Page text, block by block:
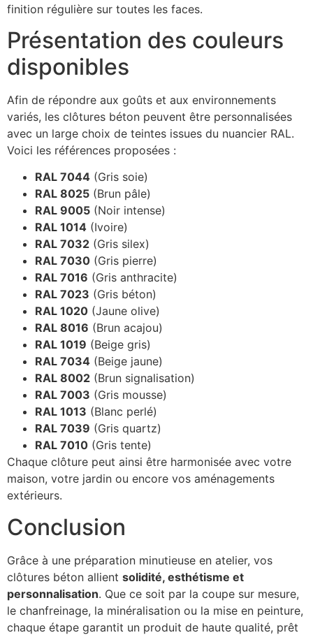
finition régulière sur toutes les faces.
Présentation des couleurs
disponibles
Afin de répondre aux goûts et aux environnements
variés, les clôtures béton peuvent être personnalisées
avec un large choix de teintes issues du nuancier RAL.
Voici les références proposées :
RAL 7044 (Gris soie)
RAL 8025 (Brun pâle)
RAL 9005 (Noir intense)
RAL 1014 (Ivoire)
RAL 7032 (Gris silex)
RAL 7030 (Gris pierre)
RAL 7016 (Gris anthracite)
RAL 7023 (Gris béton)
RAL 1020 (Jaune olive)
RAL 8016 (Brun acajou)
RAL 1019 (Beige gris)
RAL 7034 (Beige jaune)
RAL 8002 (Brun signalisation)
RAL 7003 (Gris mousse)
RAL 1013 (Blanc perlé)
RAL 7039 (Gris quartz)
RAL 7010 (Gris tente)
Chaque clôture peut ainsi être harmonisée avec votre
maison, votre jardin ou encore vos aménagements
extérieurs.
Conclusion
Grâce à une préparation minutieuse en atelier, vos
clôtures béton allient solidité, esthétisme et
personnalisation. Que ce soit par la coupe sur mesure,
le chanfreinage, la minéralisation ou la mise en peinture,
chaque étape garantit un produit de haute qualité, prêt